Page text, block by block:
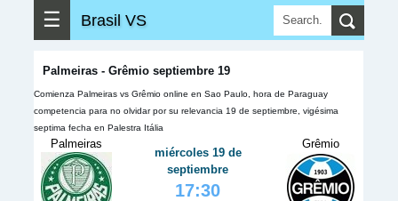
☰ Brasil VS
Palmeiras - Grêmio septiembre 19
Comienza Palmeiras vs Grêmio online en Sao Paulo, hora de Paraguay
competencia para no olvidar por su relevancia 19 de septiembre, vigésima
septima fecha en Palestra Itália
Palmeiras
miércoles 19 de
septiembre
17:30
Grêmio